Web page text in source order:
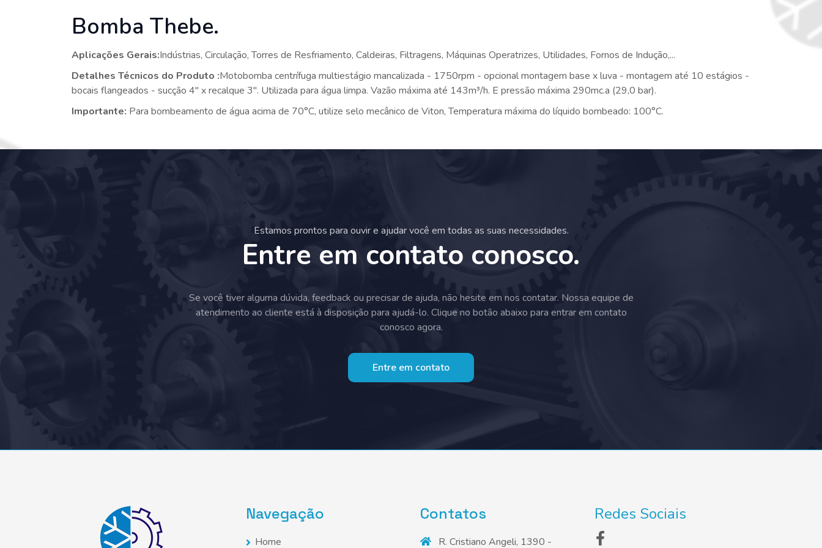
Bomba Thebe.
Aplicações Gerais:Indústrias, Circulação, Torres de Resfriamento, Caldeiras, Filtragens, Máquinas Operatrizes, Utilidades, Fornos de Indução,...
Detalhes Técnicos do Produto :Motobomba centrífuga multiestágio mancalizada - 1750rpm - opcional montagem base x luva - montagem até 10 estágios -
bocais flangeados - sucção 4" x recalque 3". Utilizada para água limpa. Vazão máxima até 143m³/h. E pressão máxima 290mc.a (29,0 bar).
Importante: Para bombeamento de água acima de 70°C, utilize selo mecânico de Viton, Temperatura máxima do líquido bombeado: 100°C.
Estamos prontos para ouvir e ajudar você em todas as suas necessidades.
Entre em contato conosco.
Se você tiver alguma dúvida, feedback ou precisar de ajuda, não hesite em nos contatar. Nossa equipe de
atendimento ao cliente está à disposição para ajudá-lo. Clique no botão abaixo para entrar em contato
conosco agora.
Entre em contato
Navegação
Home
Contatos
R. Cristiano Angeli, 1390 -
Redes Sociais